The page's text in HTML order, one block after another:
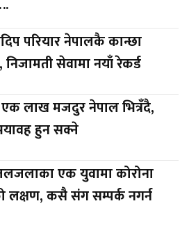
परियार नेपालकै कान्छा
सेवामा नयाँ रेकर्ड
लाख मजदुर नेपाल भित्रँदै,
हुन सक्ने
एक युवामा कोरोना
लक्षण, कसै संग सम्पर्क नगर्न